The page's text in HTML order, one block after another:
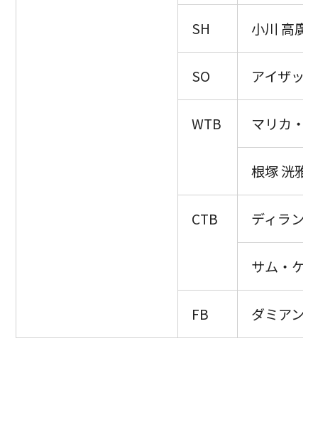
SH 小川 高廣
SO アイザッ
WTB マリカ・
根塚 洸雅
CTB ディラン
サム・ケ
FB ダミアン